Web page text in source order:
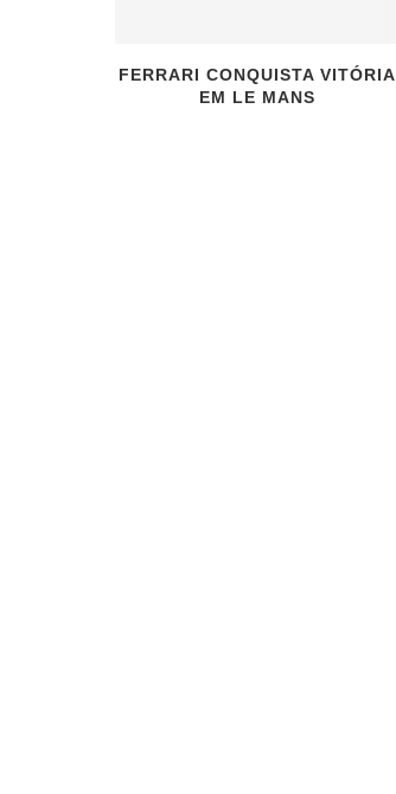
FERRARI CONQUISTA VITÓRIA
EM LE MANS